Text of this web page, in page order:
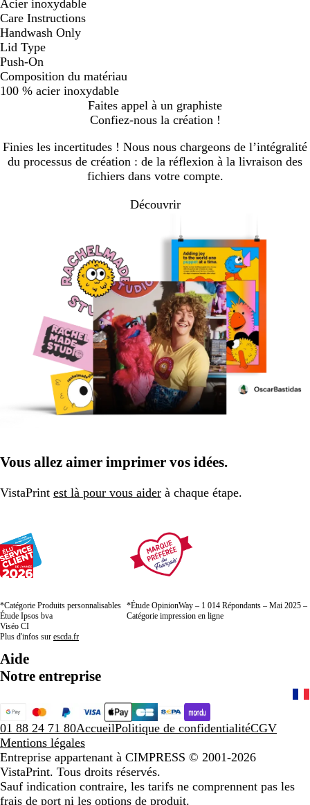
Acier inoxydable
Care Instructions
Handwash Only
Lid Type
Push-On
Composition du matériau
100 % acier inoxydable
Faites appel à un graphiste
Confiez-nous la création !
Finies les incertitudes ! Nous nous chargeons de l’intégralité
du processus de création : de la réflexion à la livraison des
fichiers dans votre compte.
Découvrir
Vous allez aimer imprimer vos idées.
VistaPrint est là pour vous aider à chaque étape.
*Catégorie Produits personnalisables
Étude Ipsos bva
Viséo CI
Plus d'infos sur escda.fr
*Étude OpinionWay – 1 014 Répondants – Mai 2025 –
Catégorie impression en ligne
Aide
Notre entreprise
01 88 24 71 80AccueilPolitique de confidentialitéCGV
Mentions légales
Entreprise appartenant à CIMPRESS © 2001-2026
VistaPrint. Tous droits réservés.
Sauf indication contraire, les tarifs ne comprennent pas les
frais de port ni les options de produit.